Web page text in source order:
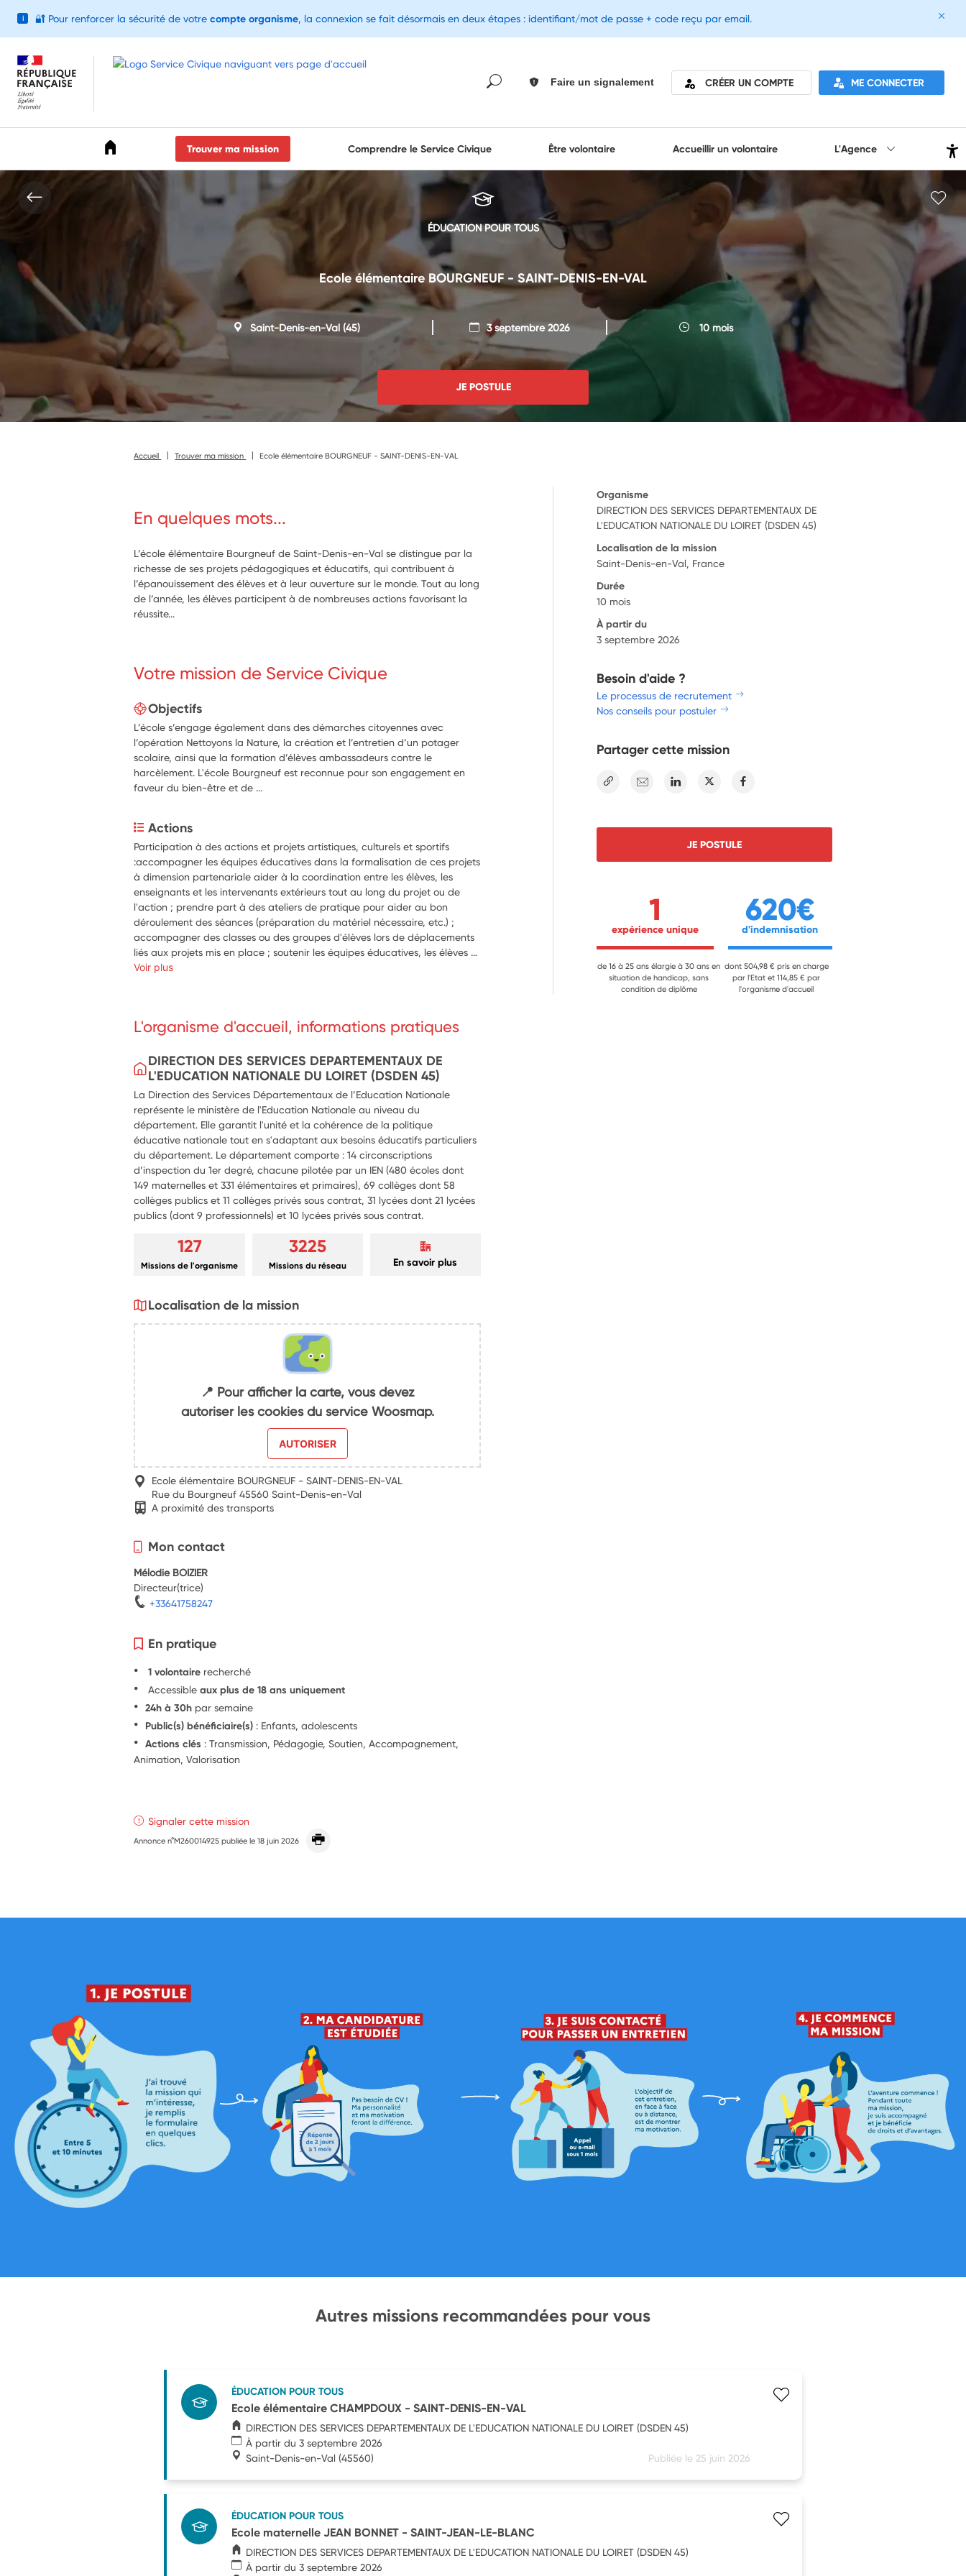
Faire un signalement CRÉER UN COMPTE ME CONNECTER
Trouver ma mission Comprendre le Service Civique Être volontaire Accueillir un volontaire L'Agence
ÉDUCATION POUR TOUS
Ecole élémentaire BOURGNEUF - SAINT-DENIS-EN-VAL
Saint-Denis-en-Val (45) 3 septembre 2026 10 mois
JE POSTULE
Accueil Trouver ma mission Ecole élémentaire BOURGNEUF - SAINT-DENIS-EN-VAL
En quelques mots...
L’école élémentaire Bourgneuf de Saint-Denis-en-Val se distingue par la
richesse de ses projets pédagogiques et éducatifs, qui contribuent à
l’épanouissement des élèves et à leur ouverture sur le monde. Tout au long
de l’année, les élèves participent à de nombreuses actions favorisant la
réussite...
Votre mission de Service Civique
Objectifs
L’école s’engage également dans des démarches citoyennes avec
l’opération Nettoyons la Nature, la création et l’entretien d’un potager
scolaire, ainsi que la formation d’élèves ambassadeurs contre le
harcèlement. L'école Bourgneuf est reconnue pour son engagement en
faveur du bien-être et de ...
Actions
Participation à des actions et projets artistiques, culturels et sportifs
:accompagner les équipes éducatives dans la formalisation de ces projets
à dimension partenariale aider à la coordination entre les élèves, les
enseignants et les intervenants extérieurs tout au long du projet ou de
l'action ; prendre part à des ateliers de pratique pour aider au bon
déroulement des séances (préparation du matériel nécessaire, etc.) ;
accompagner des classes ou des groupes d'élèves lors de déplacements
liés aux projets mis en place ; soutenir les équipes éducatives, les élèves et
les intervenants extérieurs dans l'organisation d'un temps fort de
les enseignants dans l’organisation des dispositifs « Savoir rouler à vélo»
Voir plus
L'organisme d'accueil, informations pratiques
DIRECTION DES SERVICES DEPARTEMENTAUX DE
L'EDUCATION NATIONALE DU LOIRET (DSDEN 45)
La Direction des Services Départementaux de l’Education Nationale
représente le ministère de l'Education Nationale au niveau du
département. Elle garantit l'unité et la cohérence de la politique
éducative nationale tout en s'adaptant aux besoins éducatifs particuliers
du département. Le département comporte : 14 circonscriptions
d’inspection du 1er degré, chacune pilotée par un IEN (480 écoles dont
149 maternelles et 331 élémentaires et primaires), 69 collèges dont 58
collèges publics et 11 collèges privés sous contrat, 31 lycées dont 21 lycées
publics (dont 9 professionnels) et 10 lycées privés sous contrat.
127
Missions de l'organisme
3225
Missions du réseau En savoir plus
Localisation de la mission
📍 Pour afficher la carte, vous devez
autoriser les cookies du service Woosmap.
AUTORISER
Ecole élémentaire BOURGNEUF - SAINT-DENIS-EN-VAL
Rue du Bourgneuf 45560 Saint-Denis-en-Val
A proximité des transports
Mon contact
Mélodie BOIZIER
Directeur(trice)
+33641758247
En pratique
1 volontaire recherché
Accessibleaux plus de 18 ans uniquement
24h à 30h par semaine
Public(s) bénéficiaire(s) : Enfants, adolescents
Actions clés : Transmission, Pédagogie, Soutien, Accompagnement,
Animation, Valorisation
Signaler cette mission
Annonce n°M260014925 publiée le18 juin 2026
Organisme
DIRECTION DES SERVICES DEPARTEMENTAUX DE
L'EDUCATION NATIONALE DU LOIRET (DSDEN 45)
Localisation de la mission
Saint-Denis-en-Val, France
Durée
10 mois
À partir du
3 septembre 2026
Besoin d'aide ?
Le processus de recrutement
Nos conseils pour postuler
Partager cette mission
E-mail Linkedin Twitter
JE POSTULE
1
expérience unique
de 16 à 25 ans élargie à 30 ans en
situation de handicap, sans
condition de diplôme
620€
d'indemnisation
dont 504,98 € pris en charge
par l'Etat et 114,85 € par
l'organisme d'accueil
Autres missions recommandées pour vous
ÉDUCATION POUR TOUS
Ecole élémentaire CHAMPDOUX - SAINT-DENIS-EN-VAL
DIRECTION DES SERVICES DEPARTEMENTAUX DE L'EDUCATION NATIONALE DU LOIRET (DSDEN 45)
À partir du 3 septembre 2026
Saint-Denis-en-Val (45560) Publiée le 25 juin 2026
ÉDUCATION POUR TOUS
Ecole maternelle JEAN BONNET - SAINT-JEAN-LE-BLANC
DIRECTION DES SERVICES DEPARTEMENTAUX DE L'EDUCATION NATIONALE DU LOIRET (DSDEN 45)
À partir du 3 septembre 2026
i 🔐 Pour renforcer la sécurité de votre compte organisme, la connexion se fait désormais en deux étapes : identifiant/mot de passe + code reçu par email.